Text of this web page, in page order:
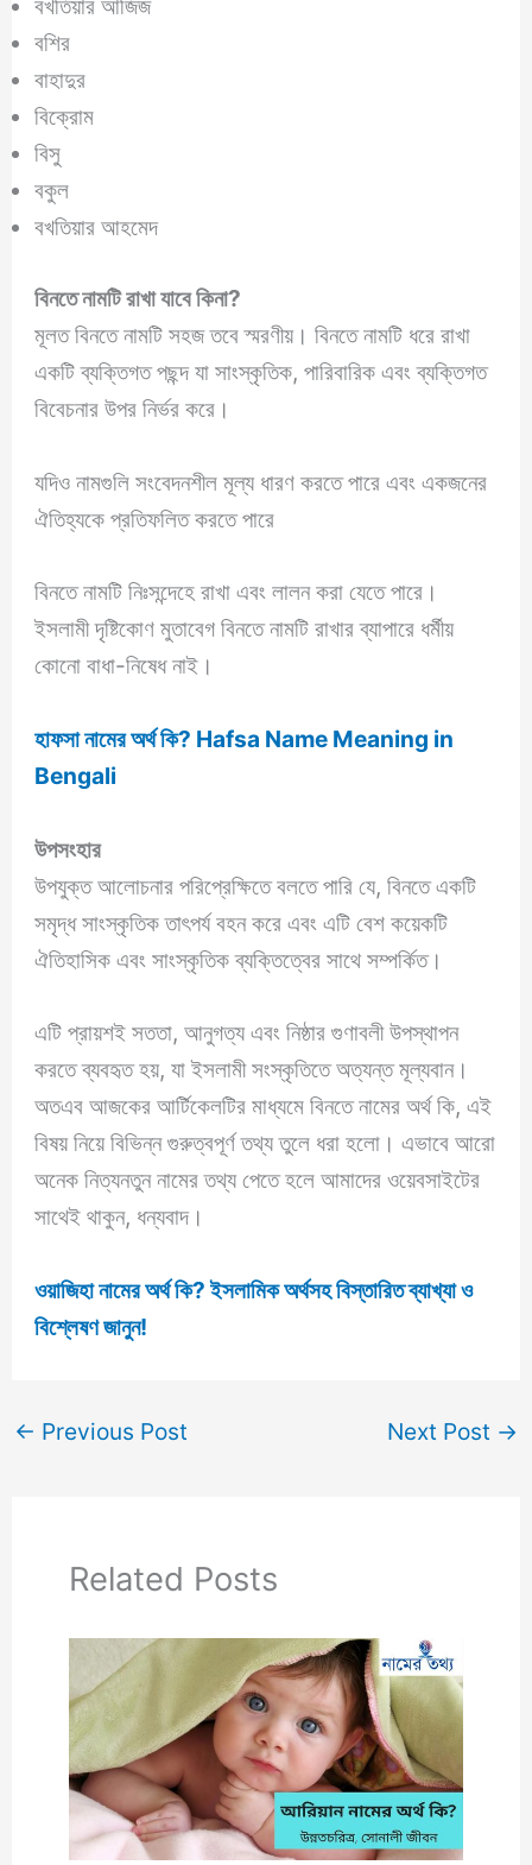
বখতিয়ার আজিজ
বশির
বাহাদুর
বিক্রোম
বিসু
বকুল
বখতিয়ার আহমেদ
বিনতে নামটি রাখা যাবে কিনা?
মূলত বিনতে নামটি সহজ তবে স্মরণীয়। বিনতে নামটি ধরে রাখা
একটি ব্যক্তিগত পছন্দ যা সাংস্কৃতিক, পারিবারিক এবং ব্যক্তিগত
বিবেচনার উপর নির্ভর করে।
যদিও নামগুলি সংবেদনশীল মূল্য ধারণ করতে পারে এবং একজনের
ঐতিহ্যকে প্রতিফলিত করতে পারে
বিনতে নামটি নিঃসন্দেহে রাখা এবং লালন করা যেতে পারে।
ইসলামী দৃষ্টিকোণ মুতাবেগ বিনতে নামটি রাখার ব্যাপারে ধর্মীয়
কোনো বাধা-নিষেধ নাই।
হাফসা নামের অর্থ কি? Hafsa Name Meaning in
Bengali
উপসংহার
উপযুক্ত আলোচনার পরিপ্রেক্ষিতে বলতে পারি যে, বিনতে একটি
সমৃদ্ধ সাংস্কৃতিক তাৎপর্য বহন করে এবং এটি বেশ কয়েকটি
ঐতিহাসিক এবং সাংস্কৃতিক ব্যক্তিত্বের সাথে সম্পর্কিত।
এটি প্রায়শই সততা, আনুগত্য এবং নিষ্ঠার গুণাবলী উপস্থাপন
করতে ব্যবহৃত হয়, যা ইসলামী সংস্কৃতিতে অত্যন্ত মূল্যবান।
অতএব আজকের আর্টিকেলটির মাধ্যমে বিনতে নামের অর্থ কি, এই
বিষয় নিয়ে বিভিন্ন গুরুত্বপূর্ণ তথ্য তুলে ধরা হলো। এভাবে আরো
অনেক নিত্যনতুন নামের তথ্য পেতে হলে আমাদের ওয়েবসাইটের
সাথেই থাকুন, ধন্যবাদ।
ওয়াজিহা নামের অর্থ কি? ইসলামিক অর্থসহ বিস্তারিত ব্যাখ্যা ও
বিশ্লেষণ জানুন!
← Previous Post Next Post →
Related Posts